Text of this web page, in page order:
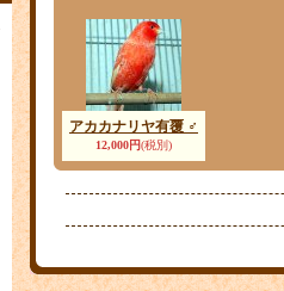
アカカナリヤ有覆 ♂
12,000円(税別)